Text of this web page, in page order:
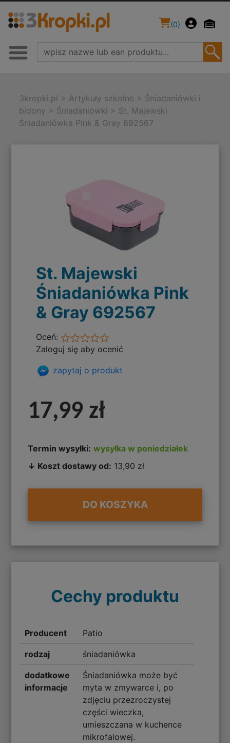
(0)
3kropki.pl > Artykuły szkolne > Śniadaniówki i
bidony > Śniadaniówki > St. Majewski
Śniadaniówka Pink & Gray 692567
St. Majewski
Śniadaniówka Pink
& Gray 692567
Oceń:
Zaloguj się aby ocenić
zapytaj o produkt
17,99 zł
Termin wysyłki: wysyłka w poniedziałek
↓ Koszt dostawy od: 13,90 zł
DO KOSZYKA
Cechy produktu
Producent Patio
rodzaj śniadaniówka
dodatkowe
informacje
Śniadaniówka może być
myta w zmywarce i, po
zdjęciu przezroczystej
części wieczka,
umieszczana w kuchence
mikrofalowej.